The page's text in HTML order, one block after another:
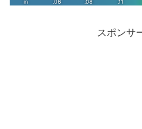
スポンサ